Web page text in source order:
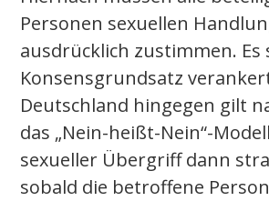
Personen sexuellen
ausdrücklich zustimmen. Es
Konsensgrundsatz
Deutschland hingegen gilt
das „Nein-heißt-Nein“-
sexueller Übergriff dann
sobald die betroffene